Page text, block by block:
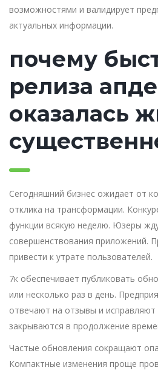
возможностями и валидирует
актуальных информации.
почему
релиза
оказалась
Сегодняшний бизнес ожидает от
отклика на трансформации.
функции всякую неделю. Юзеры
совершенствования приложений.
привести к утрате пользователей.
7к обеспечивает публиковать
или несколько раз в день.
отвечают на отзывы и
закрываются в продолжение
Частые обновления сокращают
Компактные изменения проще